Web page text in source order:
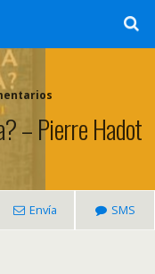
– Pierre Hadot
Envía SMS